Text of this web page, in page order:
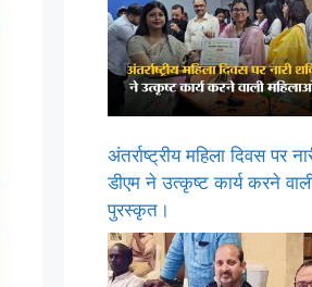
अंतर्राष्ट्रीय महिला दिवस पर
डीएम ने उत्कृष्ट कार्य करने
पुरस्कृत।